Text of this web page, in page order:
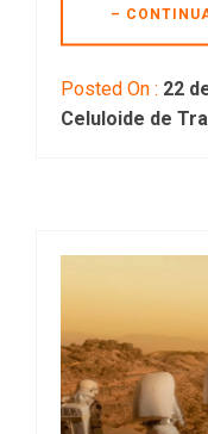
–
Posted On : 22
Celuloide de